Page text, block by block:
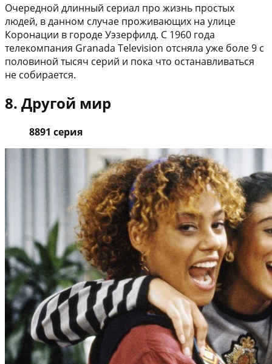
Очередной длинный сериал про жизнь простых
людей, в данном случае проживающих на улице
Коронации в городе Уэзерфилд. С 1960 года
телекомпания Granada Television отсняла уже боле 9 с
половиной тысяч серий и пока что останавливаться
не собирается.
8. Другой мир
8891 серия